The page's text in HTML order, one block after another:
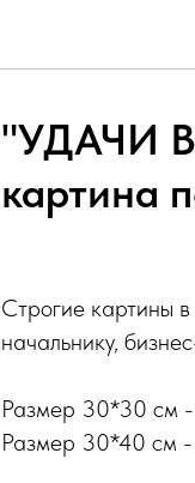
"УДАЧИ
картина
Строгие картины
начальнику,
Размер 30*30 см
Размер 30*40 см